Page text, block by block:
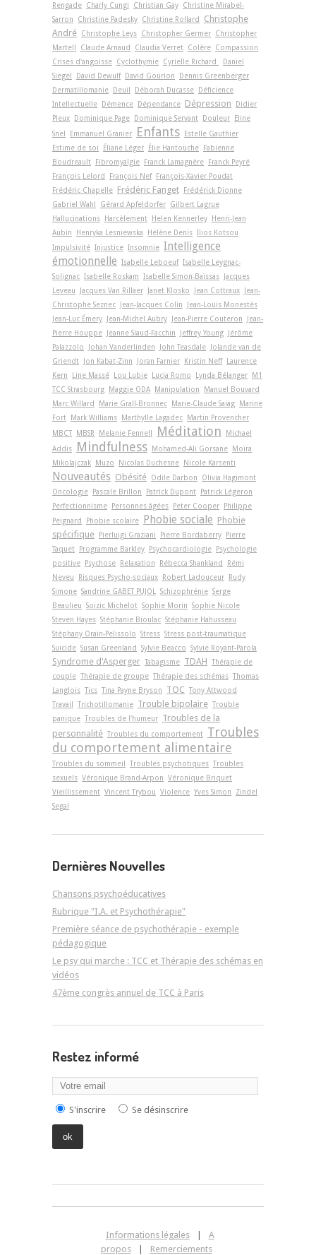
Rengade Charly Cungi Christian Gay Christine Mirabel-
Sarron
Christine Padesky Christine Rollard
Christophe
André Christophe Leys Christopher Germer Christopher
Martell
Claude Arnaud Claudia Verret Colère Compassion
Crises d'angoisse Cyclothymie Cyrielle Richard
Daniel
Siegel
David Dewulf David Gourion
Dennis Greenberger
Dermatillomanie
Deuil Déborah Ducasse
Déficience
Intellectuelle
Démence Dépendance Dépression
Didier
Pleux
Dominique Page Dominique Servant Douleur
Eline
Snel
Emmanuel Granier Enfants
Estelle Gauthier
Estime de soi
Éliane Léger Élie Hantouche
Fabienne
Boudreault
Fibromyalgie Franck Lamagnère
Franck Peyré
François Lelord
François Nef
François-Xavier Poudat
Frédéric Chapelle Frédéric Fanget
Frédérick Dionne
Gabriel Wahl
Gérard Apfeldorfer Gilbert Lagrue
Hallucinations
Harcèlement Helen Kennerley
Henri-Jean
Aubin
Henryka Lesniewska Hélène Denis Ilios Kotsou
Impulsivité Injustice Insomnie Intelligence
émotionnelle Isabelle Leboeuf Isabelle Leygnac-
Solignac Isabelle Roskam Isabelle Simon-Baïssas
Jacques
Leveau
Jacques Van Rillaer Janet Klosko Jean Cottraux
Jean-
Christophe Seznec
Jean-Jacques Colin
Jean-Louis Monestès
Jean-Luc Émery
Jean-Michel Aubry Jean-Pierre Couteron
Jean-
Pierre Houppe
Jeanne Siaud-Facchin Jeffrey Young
Jérôme
Palazzolo
Johan Vanderlinden John Teasdale
Jolande van de
Griendt
Jon Kabat-Zinn Joran Farnier Kristin Neff
Laurence
Kern
Line Massé Lou Lubie Lucia Romo Lynda Bélanger
M1
TCC Strasbourg
Maggie ODA Manipulation
Manuel Bouvard
Marc Willard
Marie Grall-Bronnec Marie-Claude Saiag
Marine
Fort
Mark Williams Marthylle Lagadec
Martin Provencher
MBCT
MBSR Melanie Fennell Méditation
Michael
Addis
Mindfulness Mohamed-Ali Gorsane
Moïra
Mikolajczak
Muzo Nicolas Duchesne Nicole Karsenti
Nouveautés Obésité Odile Darbon
Olivia Hagimont
Oncologie
Pascale Brillon Patrick Dupont
Patrick Légeron
Perfectionnisme
Personnes âgées Peter Cooper
Philippe
Peignard
Phobie scolaire Phobie sociale Phobie
spécifique
Pierluigi Graziani Pierre Bordaberry
Pierre
Taquet
Programme Barkley Psychocardiologie
Psychologie
positive
Psychose Relaxation Rébecca Shankland
Rémi
Neveu
Risques Psycho-sociaux Robert Ladouceur
Rudy
Simone Sandrine GABET PUJOL Schizophrénie Serge
Beaulieu Soizic Michelot Sophie Morin Sophie Nicole
Steven Hayes Stéphanie Bioulac Stéphanie Hahusseau
Stéphany Orain-Pelissolo Stress Stress post-traumatique
Suicide Susan Greenland Sylvie Beacco Sylvie Royant-Parola
Syndrome d'Asperger Tabagisme TDAH Thérapie de
couple Thérapie de groupe Thérapie des schémas Thomas
Langlois Tics Tina Payne Bryson TOC Tony Attwood
Travail
Trichotillomanie Trouble bipolaire Trouble
panique Troubles de l'humeur Troubles de la
personnalité Troubles du comportement Troubles
du comportement alimentaire
Troubles du sommeil Troubles psychotiques Troubles
sexuels Véronique Brand-Arpon Véronique Briquet
Vieillissement Vincent Trybou Violence Yves Simon
Zindel
Segal
Dernières Nouvelles
Chansons psychoéducatives
Rubrique "I.A. et Psychothérapie"
Première séance de psychothérapie - exemple
pédagogique
Le psy qui marche : TCC et Thérapie des schémas en
vidéos
47ème congrès annuel de TCC à Paris
Restez informé
S'inscrire Se désinscrire
Informations légales
A
propos
Remerciements